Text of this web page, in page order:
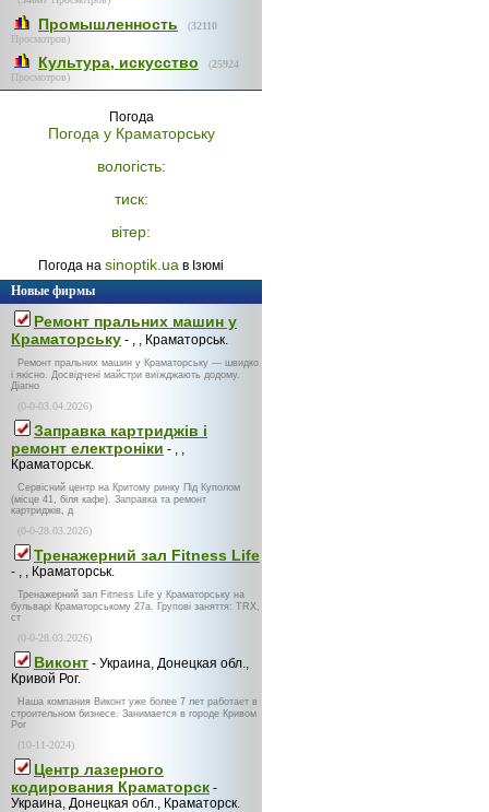
Промышленность (32110
Просмотров)
Культура, искусство (25924
Просмотров)
Погода
Погода у Краматорську
вологість:
тиск:
вітер:
Погода на sinoptik.ua в Ізюмі
Новые фирмы
Ремонт пральних машин у
Краматорську - , , Краматорськ.
Ремонт пральних машин у Краматорську — швидко
і якісно. Досвідчені майстри виїжджають додому.
Діагно
(0-0-03.04.2026)
Заправка картриджів і
ремонт електроніки - , ,
Краматорськ.
Сервісний центр на Критому ринку Під Куполом
(місце 41, біля кафе). Заправка та ремонт
картриджів, д
(0-0-28.03.2026)
Тренажерний зал Fitness Life
- , , Краматорськ.
Тренажерний зал Fitness Life у Краматорську на
бульварі Краматорському 27а. Групові заняття: TRX,
ст
(0-0-28.03.2026)
Виконт - Украина, Донецкая обл.,
Кривой Рог.
Наша компания Виконт уже более 7 лет работает в
строительном бизнесе. Занимается в городе Кривом
Рог
(10-11-2024)
Центр лазерного
кодирования Краматорск -
Украина, Донецкая обл., Краматорск.